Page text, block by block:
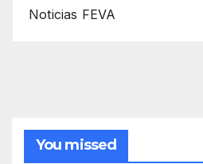
Noticias FEVA
You missed